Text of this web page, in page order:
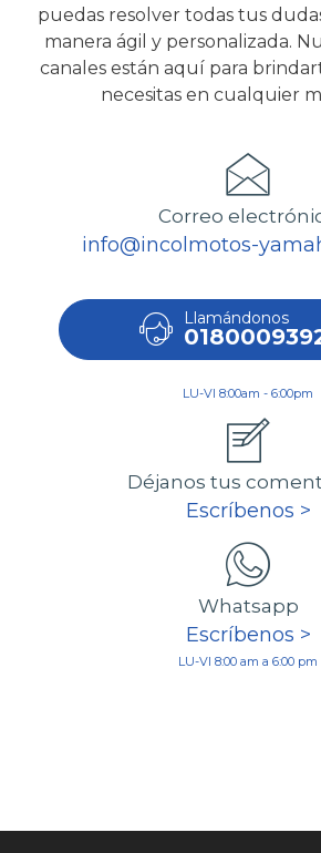
puedas resolver todas tus
manera ágil y personalizada.
canales están aquí para
necesitas en cualquier
Correo
info@incolmotos-
Llamándonos
LU-VI 8:00am - 6:00pm
Déjanos tus
Escríbenos >
Whatsapp
Escríbenos >
LU-VI 8:00 am a 6:00 pm